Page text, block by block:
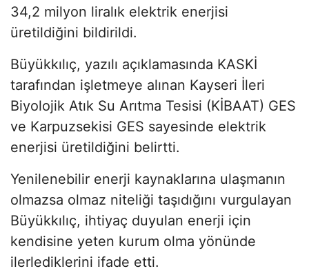
34,2 milyon liralık elektrik enerjisi
üretildiğini bildirildi.
Büyükkılıç, yazılı açıklamasında KASKİ
tarafından işletmeye alınan Kayseri İleri
Biyolojik Atık Su Arıtma Tesisi (KİBAAT) GES
ve Karpuzsekisi GES sayesinde elektrik
enerjisi üretildiğini belirtti.
Yenilenebilir enerji kaynaklarına ulaşmanın
olmazsa olmaz niteliği taşıdığını vurgulayan
Büyükkılıç, ihtiyaç duyulan enerji için
kendisine yeten kurum olma yönünde
ilerlediklerini ifade etti.